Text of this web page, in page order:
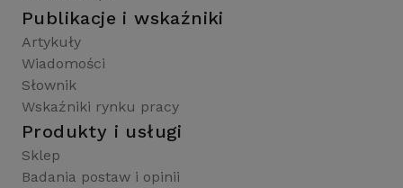
Publikacje i wskaźniki
Artykuły
Wiadomości
Słownik
Wskaźniki rynku pracy
Produkty i usługi
Sklep
Badania postaw i opinii